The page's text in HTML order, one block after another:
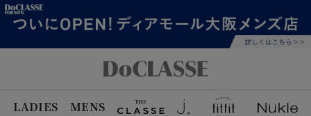
LADIES MENS